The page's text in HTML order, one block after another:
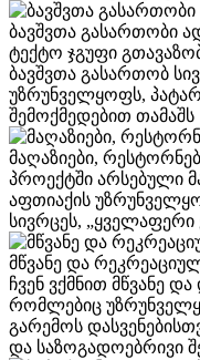
ბავშვთა გასართობი
ტექტო ჯგუფი
ბავშვთა გასართობ
უზრუნველყოფს,
შემოქმედებით თამაშს
მაღაზიები,
პროექტში არსებული
აფთიაქის
სივრცეს,
მწვანე და
ჩვენ ვქმნით მწვანე
რომლებიც
გარემოს
და საზოგადოებრივი